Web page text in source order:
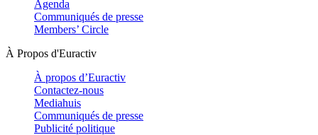
Agenda
Communiqués de presse
Members’ Circle
À Propos d'Euractiv
À propos d’Euractiv
Contactez-nous
Mediahuis
Communiqués de presse
Publicité politique